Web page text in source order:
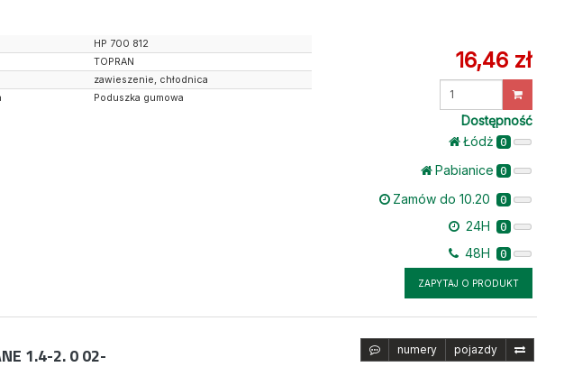
16,46 zł
Wprowadź
Dostępność
Łódż 0
Pabianice 0
Zamów do 10.20 0
24H 0
48H 0
ZAPYTAJ O PRODUKT
HP 700 812
TOPRAN
zawieszenie, chłodnica
Poduszka gumowa
1.4-2. 0 02- numery pojazdy